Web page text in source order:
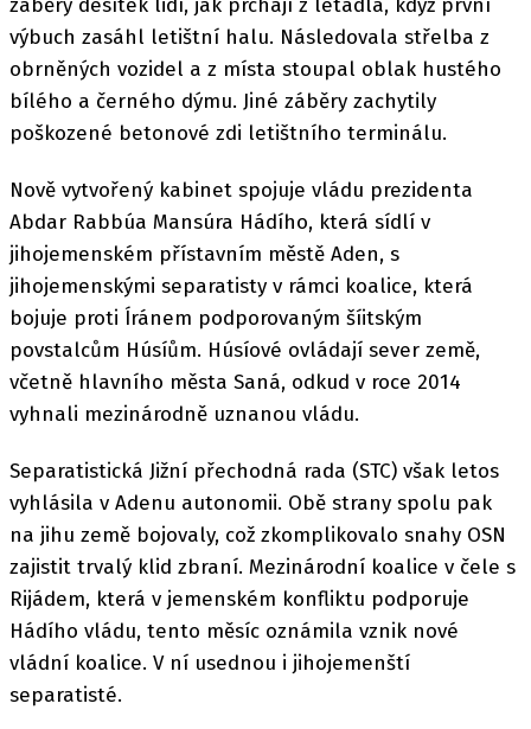
výbuch zasáhl letištní halu. Následovala střelba z
obrněných vozidel a z místa stoupal oblak hustého
bílého a černého dýmu. Jiné záběry zachytily
poškozené betonové zdi letištního terminálu.
Nově vytvořený kabinet spojuje vládu prezidenta
Abdar Rabbúa Mansúra Hádího, která sídlí v
jihojemenském přístavním městě Aden, s
jihojemenskými separatisty v rámci koalice, která
bojuje proti Íránem podporovaným šíitským
povstalcům Húsíům. Húsíové ovládají sever země,
včetně hlavního města Saná, odkud v roce 2014
vyhnali mezinárodně uznanou vládu.
Separatistická Jižní přechodná rada (STC) však letos
vyhlásila v Adenu autonomii. Obě strany spolu pak
na jihu země bojovaly, což zkomplikovalo snahy OSN
zajistit trvalý klid zbraní. Mezinárodní koalice v čele s
Rijádem, která v jemenském konfliktu podporuje
Hádího vládu, tento měsíc oznámila vznik nové
vládní koalice. V ní usednou i jihojemenští
separatisté.